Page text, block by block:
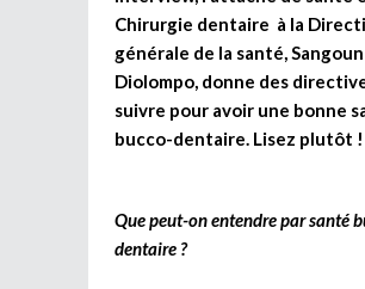
Chirurgie dentaire à la
générale de la santé, Sangoun
Diolompo, donne des
suivre pour avoir une bonne
bucco-dentaire. Lisez plutôt !
Que peut-on entendre par santé
dentaire ?